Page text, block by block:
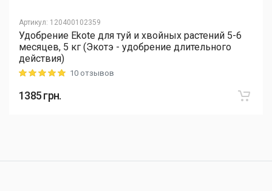
Артикул: 120400102359
Удобрение Ekote для туй и хвойных растений 5-6
месяцев, 5 кг (Экотэ - удобрение длительного
действия)
Rating: 5 out of 510 отзывов
1385грн.